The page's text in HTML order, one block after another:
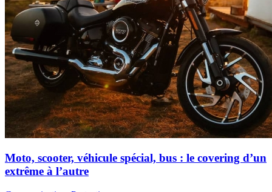
Moto, scooter, véhicule spécial, bus : le covering d’un
extrême à l’autre